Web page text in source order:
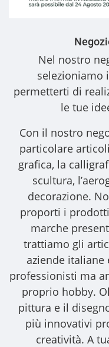
Nel nostro
selezioniamo
permetterti di
le tue
Con il nostro
particolare
grafica, la
scultura,
decorazione.
proporti i
marche
trattiamo gli
aziende italiane
professionisti ma
proprio hobby.
pittura e il
più innovativi
creatività. A